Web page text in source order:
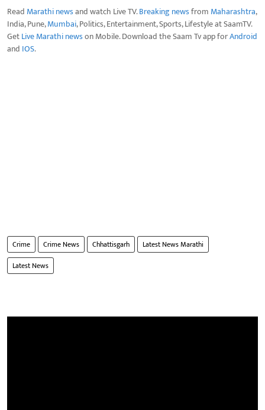
Read Marathi newsand watch Live TV.Breaking newsfrom Maharashtra,
India, Pune,Mumbai, Politics, Entertainment, Sports, Lifestyle at SaamTV.
GetLive Marathi newson Mobile. Download the Saam Tv app forAndroid
and IOS.
Crime Crime News Chhattisgarh
Latest News Marathi
Latest News